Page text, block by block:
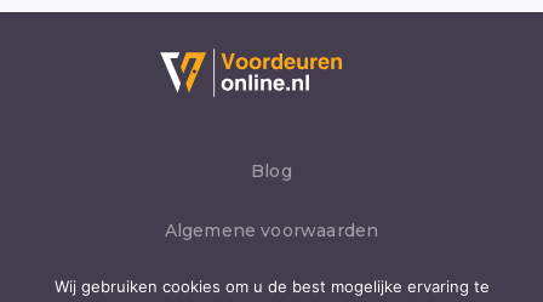
Blog
Algemene voorwaarden
Privacybeleid
Wij gebruiken cookies om u de best mogelijke ervaring te